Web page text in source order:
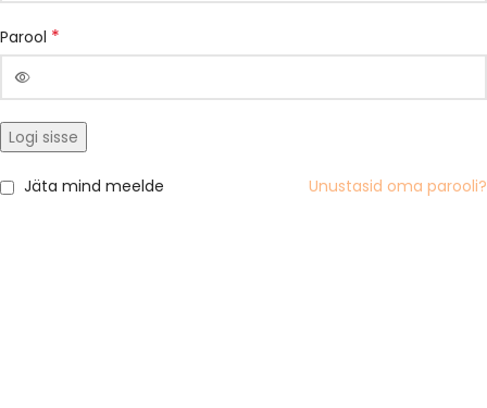
Parool *
Logi sisse
Unustasid oma parooli?
Jäta mind meelde